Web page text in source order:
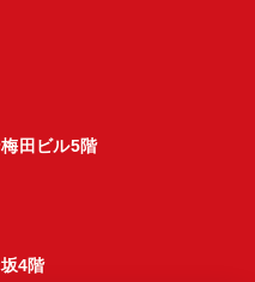
田ビル5階
4階